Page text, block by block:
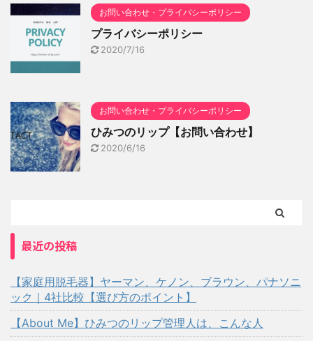
お問い合わせ・プライバシーポリシー
プライバシーポリシー
2020/7/16
お問い合わせ・プライバシーポリシー
ひみつのリップ【お問い合わせ】
2020/6/16
最近の投稿
【家庭用脱毛器】ヤーマン、ケノン、ブラウン、パナソニ
ック｜4社比較【選び方のポイント】
【About Me】ひみつのリップ管理人は、こんな人